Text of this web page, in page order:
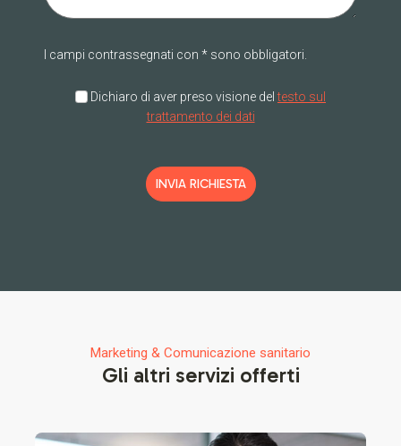
I campi contrassegnati con * sono obbligatori.
Dichiaro di aver preso visione deltesto sul
trattamento dei dati
INVIA RICHIESTA
Marketing & Comunicazione sanitario
Gli altri servizi offerti